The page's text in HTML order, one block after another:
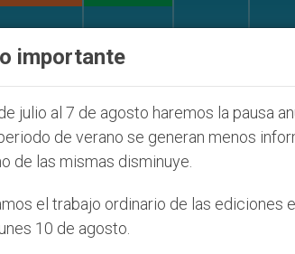
importante
julio al 7 de agosto haremos la pausa
de verano se generan menos
de las mismas disminuye.
el trabajo ordinario de las ediciones
10 de agosto.